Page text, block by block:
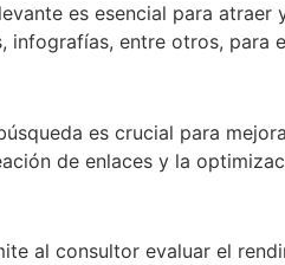
es esencial para
entre otros, para
es crucial para
de enlaces y la
al consultor evaluar el